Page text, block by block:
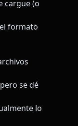
cargue (o
formato
se dé
lo